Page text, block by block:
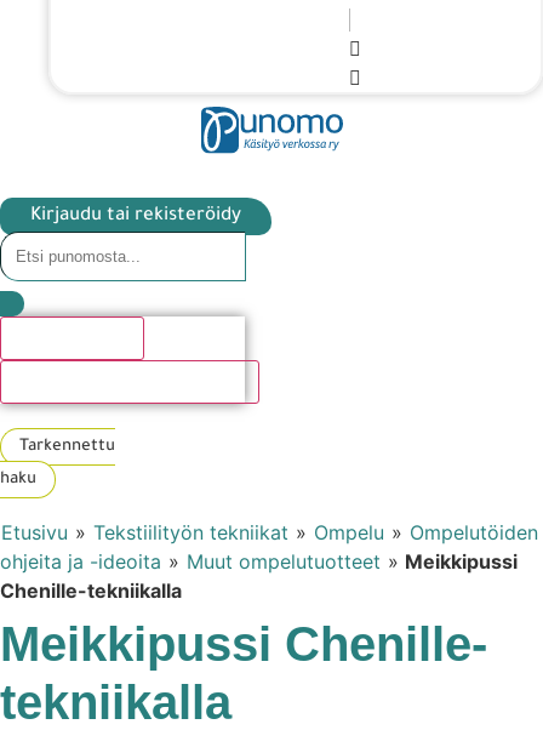
Kirjaudu tai rekisteröidy
Tarkennettu
haku
Etusivu » Tekstiilityön tekniikat » Ompelu » Ompelutöiden
ohjeita ja -ideoita » Muut ompelutuotteet » Meikkipussi
Chenille-tekniikalla
Meikkipussi Chenille-
tekniikalla